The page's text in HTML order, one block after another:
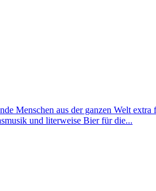
Menschen aus der ganzen Welt
und literweise Bier für die...